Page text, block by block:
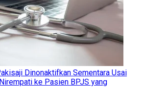
Dinonaktifkan Sementara Usai
ke Pasien BPJS yang